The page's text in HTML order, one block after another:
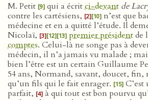
M. Petit [9] qui a écritci-devant de
contre les cartésiens, [2][10] n’est que
médecine et en a quitté l’étude. Il
Nicolaï, [3][12][13] premier présidentde
comptes. Celui-là ne songe pas à
médecin, il n’a jamais vu malade ;
bien l’être est un certain Guillaume
54 ans, Normand, savant, doucet, fin,
qu’un fils qui le fait enrager. [15]
parfait, [4] à qui tout est bon pourvu